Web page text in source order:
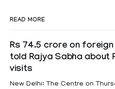
READ MORE
Rs 74.5 crore on
told Rajya Sabha about
visits
New Delhi: The Centre on